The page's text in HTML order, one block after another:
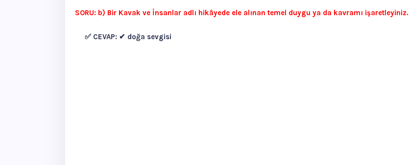
SORU: b) Bir Kavak ve İnsanlar adlı hikâyede ele alınan temel duygu ya da kavramı işaretleyiniz.
✅ CEVAP: ✔ doğa sevgisi